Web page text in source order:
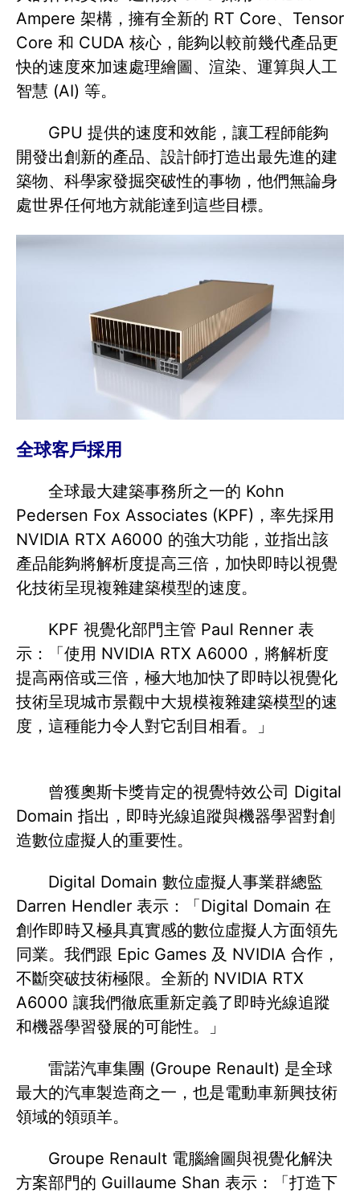
Ampere 架構，擁有全新的 RT Core、Tensor
Core 和 CUDA 核心，能夠以較前幾代產品更
快的速度來加速處理繪圖、渲染、運算與人工
智慧 (AI) 等。
GPU 提供的速度和效能，讓工程師能夠
開發出創新的產品、設計師打造出最先進的建
築物、科學家發掘突破性的事物，他們無論身
處世界任何地方就能達到這些目標。
全球客戶採用
全球最大建築事務所之一的 Kohn
Pedersen Fox Associates (KPF)，率先採用
NVIDIA RTX A6000 的強大功能，並指出該
產品能夠將解析度提高三倍，加快即時以視覺
化技術呈現複雜建築模型的速度。
KPF 視覺化部門主管 Paul Renner 表
示：「使用 NVIDIA RTX A6000，將解析度
提高兩倍或三倍，極大地加快了即時以視覺化
技術呈現城市景觀中大規模複雜建築模型的速
度，這種能力令人對它刮目相看。」
曾獲奧斯卡獎肯定的視覺特效公司 Digital
Domain 指出，即時光線追蹤與機器學習對創
造數位虛擬人的重要性。
Digital Domain 數位虛擬人事業群總監
Darren Hendler 表示：「Digital Domain 在
創作即時又極具真實感的數位虛擬人方面領先
同業。我們跟 Epic Games 及 NVIDIA 合作，
不斷突破技術極限。全新的 NVIDIA RTX
A6000 讓我們徹底重新定義了即時光線追蹤
和機器學習發展的可能性。」
雷諾汽車集團 (Groupe Renault) 是全球
最大的汽車製造商之一，也是電動車新興技術
領域的領頭羊。
Groupe Renault 電腦繪圖與視覺化解決
方案部門的 Guillaume Shan 表示：「打造下